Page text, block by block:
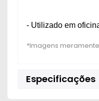
- Utilizado em
Especificações